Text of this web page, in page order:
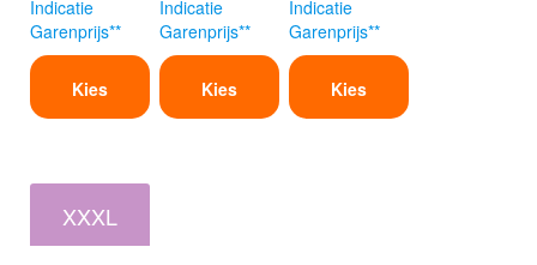
Indicatie
Garenprijs**
Kies
Indicatie
Garenprijs**
Kies
Indicatie
Garenprijs**
Kies
XXXL